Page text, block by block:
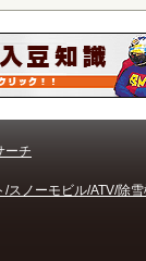
ーチ
/スノーモビル/ATV/除